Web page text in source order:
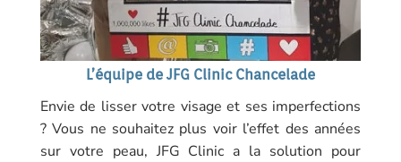
L’équipe de JFG Clinic Chancelade
Envie de lisser votre visage et ses imperfections
? Vous ne souhaitez plus voir l’effet des années
sur votre peau, JFG Clinic a la solution pour